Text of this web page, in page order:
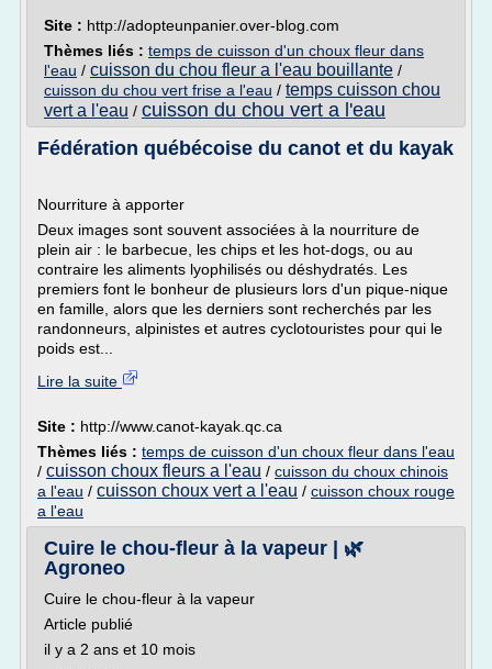
Site : http://adopteunpanier.over-blog.com
Thèmes liés : temps de cuisson d'un choux fleur dans
l'eau / cuisson du chou fleur a l'eau bouillante /
cuisson du chou vert frise a l'eau / temps cuisson chou
vert a l'eau / cuisson du chou vert a l'eau
Fédération québécoise du canot et du kayak
Nourriture à apporter
Deux images sont souvent associées à la nourriture de
plein air : le barbecue, les chips et les hot-dogs, ou au
contraire les aliments lyophilisés ou déshydratés. Les
premiers font le bonheur de plusieurs lors d'un pique-nique
en famille, alors que les derniers sont recherchés par les
randonneurs, alpinistes et autres cyclotouristes pour qui le
poids est...
Lire la suite
Site : http://www.canot-kayak.qc.ca
Thèmes liés : temps de cuisson d'un choux fleur dans l'eau
/ cuisson choux fleurs a l'eau / cuisson du choux chinois
a l'eau / cuisson choux vert a l'eau / cuisson choux rouge
a l'eau
Cuire le chou-fleur à la vapeur | 🌿
Agroneo
Cuire le chou-fleur à la vapeur
Article publié
il y a 2 ans et 10 mois